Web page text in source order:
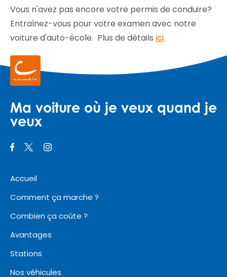
Vous n'avez pas encore votre permis de conduire?
Entraînez-vous pour votre examen avec notre
voiture d'auto-école. Plus de détails ici.
Ma voiture où je veux quand je
veux
Accueil
Comment ça marche ?
Combien ça coûte ?
Avantages
Stations
Nos véhicules